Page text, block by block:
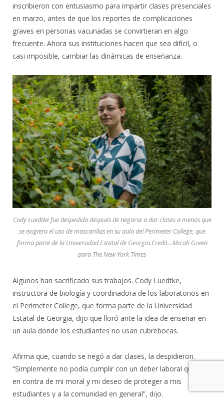
inscribieron con entusiasmo para impartir clases presenciales
en marzo, antes de que los reportes de complicaciones
graves en personas vacunadas se convirtieran en algo
frecuente. Ahora sus instituciones hacen que sea difícil, o
casi imposible, cambiar las dinámicas de enseñanza.
Cody Luedtke fue despedida después de negarse a dar clases a menos que
se exigiera el uso de mascarillas en su aula del Perimeter College, que
forma parte de la Universidad Estatal de Georgia.Credit…Micah Green
para The New York Times
Algunos han sacrificado sus trabajos. Cody Luedtke,
instructora de biología y coordinadora de los laboratorios en
el Perimeter College, que forma parte de la Universidad
Estatal de Georgia, dijo que lloró ante la idea de enseñar en
un aula donde los estudiantes no usan cubrebocas.
Afirma que, cuando se negó a dar clases, la despidieron.
“Simplemente no podía cumplir con un deber laboral que iba
en contra de mi moral y mi deseo de proteger a mis
estudiantes y a la comunidad en general”, dijo.